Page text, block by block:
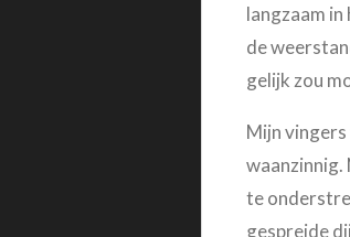
langzaam
de
gelijk zou
Mijn
waanzinnig.
te
gespreide